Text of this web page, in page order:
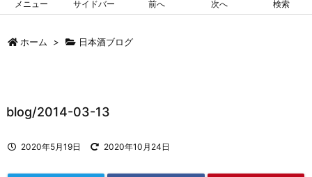
メニュー サイドバー 前へ 次へ 検索
ホーム > 日本酒ブログ
blog/2014-03-13
2020年5月19日 2020年10月24日